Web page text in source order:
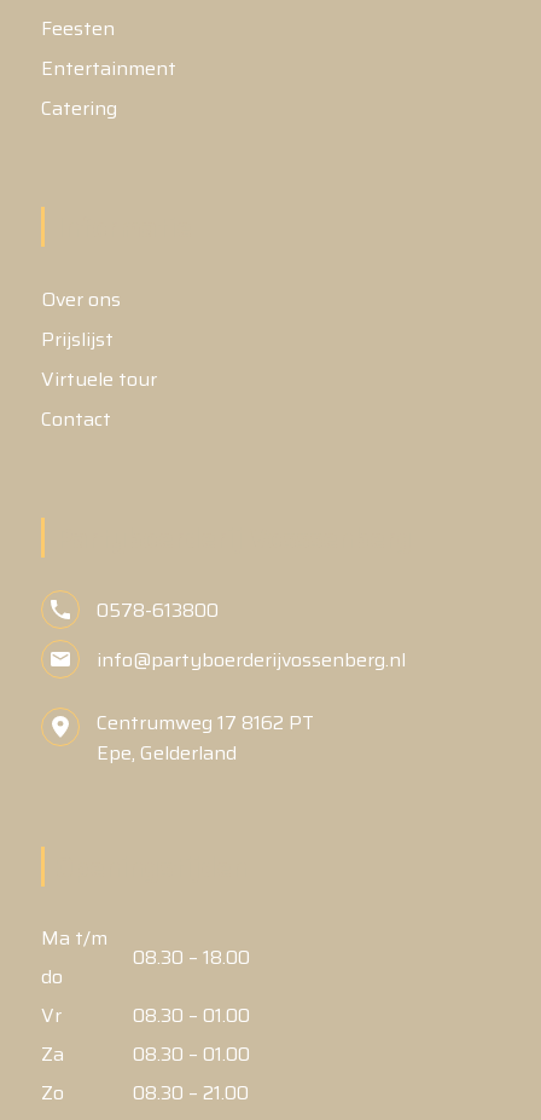
Feesten
Entertainment
Catering
Over ons
Prijslijst
Virtuele tour
Contact
0578-613800
info@partyboerderijvossenberg.nl
Centrumweg 17 8162 PT
Epe, Gelderland
Ma t/m
do
08.30 – 18.00
Vr
08.30 – 01.00
Za
08.30 – 01.00
Zo
08.30 – 21.00